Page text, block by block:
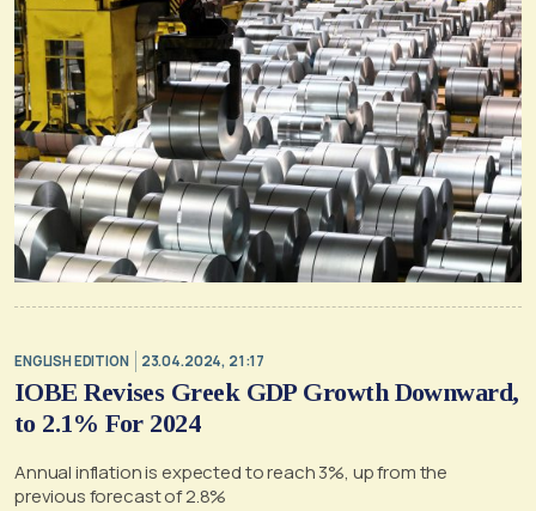
ENGLISH EDITION 23.04.2024, 21:17
IOBE Revises Greek GDP Growth Downward,
to 2.1% For 2024
Annual inflation is expected to reach 3%, up from the
previous forecast of 2.8%